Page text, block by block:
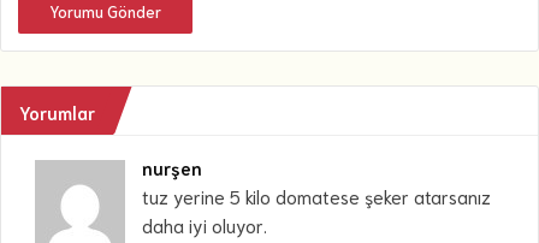
Yorumu Gönder
Yorumlar
nurşen
tuz yerine 5 kilo domatese şeker atarsanız
daha iyi oluyor.